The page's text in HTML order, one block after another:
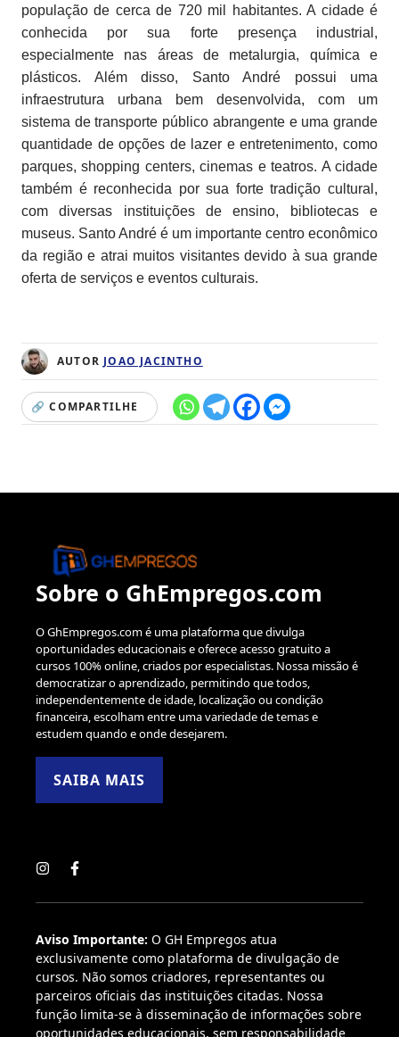
população de cerca de 720 mil habitantes. A cidade é
conhecida por sua forte presença industrial,
especialmente nas áreas de metalurgia, química e
plásticos. Além disso, Santo André possui uma
infraestrutura urbana bem desenvolvida, com um
sistema de transporte público abrangente e uma grande
quantidade de opções de lazer e entretenimento, como
parques, shopping centers, cinemas e teatros. A cidade
também é reconhecida por sua forte tradição cultural,
com diversas instituições de ensino, bibliotecas e
museus. Santo André é um importante centro econômico
da região e atrai muitos visitantes devido à sua grande
oferta de serviços e eventos culturais.
AUTOR JOAO JACINTHO
🔗 COMPARTILHE
Sobre o GhEmpregos.com
O GhEmpregos.com é uma plataforma que divulga
oportunidades educacionais e oferece acesso gratuito a
cursos 100% online, criados por especialistas. Nossa missão é
democratizar o aprendizado, permitindo que todos,
independentemente de idade, localização ou condição
financeira, escolham entre uma variedade de temas e
estudem quando e onde desejarem.
SAIBA MAIS
Aviso Importante: O GH Empregos atua
exclusivamente como plataforma de divulgação de
cursos. Não somos criadores, representantes ou
parceiros oficiais das instituições citadas. Nossa
função limita-se à disseminação de informações sobre
oportunidades educacionais, sem responsabilidade